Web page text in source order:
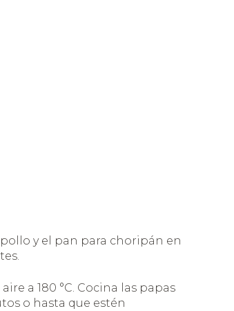
y el pan para choripán en
a 180 °C. Cocina las papas
o hasta que estén